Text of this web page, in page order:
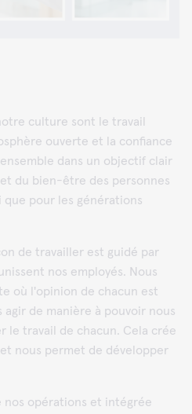
culture sont le travail
ouverte et la confiance
dans un objectif clair
du bien-être des personnes
que pour les générations
de travailler est guidé par
nos employés. Nous
où l'opinion de chacun est
de manière à pouvoir nous
le travail de chacun. Cela crée
nous permet de développer
nos opérations et intégrée